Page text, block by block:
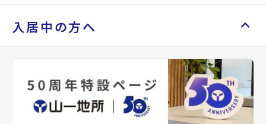
買い取りサービス
keyboard_arrow_right
不動産に投資したい
keyboard_arrow_right
会社概要・沿革
keyboard_arrow_right
keyboard_arrow_right
パーパス
keyboard_arrow_right
CM紹介
keyboard_arrow_right
採用情報
社宅をお探しの方へ keyboard_arrow_right
keyboard_arrow_right
レンタルオフィス
keyboard_arrow_right
貸会議室
keyboard_arrow_right
入居中の方へ keyboard_arrow_up
keyboard_arrow_right
退去される方へ keyboard_arrow_right
※準備中 住まいのしおり（PDF）
指定しない
5分以内
10分以内